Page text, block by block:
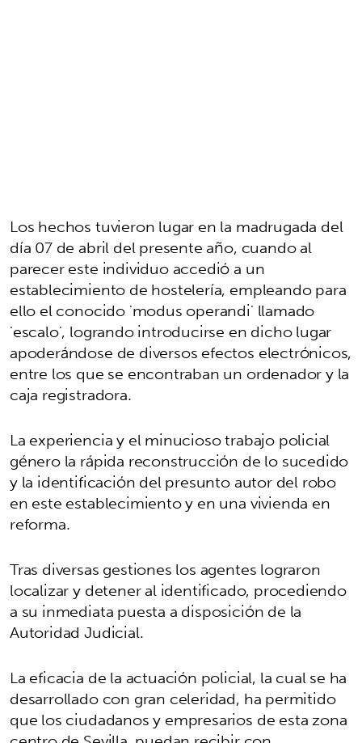
Los hechos tuvieron lugar en la madrugada del
día 07 de abril del presente año, cuando al
parecer este individuo accedió a un
establecimiento de hostelería, empleando para
ello el conocido 'modus operandi' llamado
'escalo', logrando introducirse en dicho lugar
apoderándose de diversos efectos electrónicos,
entre los que se encontraban un ordenador y la
caja registradora.
La experiencia y el minucioso trabajo policial
género la rápida reconstrucción de lo sucedido
y la identificación del presunto autor del robo
en este establecimiento y en una vivienda en
reforma.
Tras diversas gestiones los agentes lograron
localizar y detener al identificado, procediendo
a su inmediata puesta a disposición de la
Autoridad Judicial.
La eficacia de la actuación policial, la cual se ha
desarrollado con gran celeridad, ha permitido
que los ciudadanos y empresarios de esta zona